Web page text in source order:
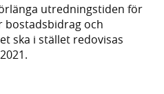
utredningstiden för
bostadsbidrag och
ska i stället redovisas